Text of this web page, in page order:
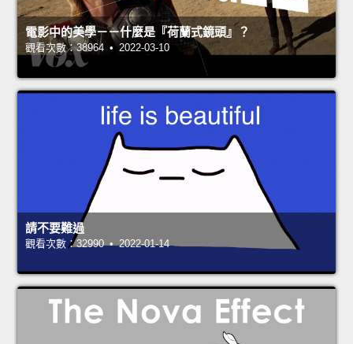
電影中的美學－－什麼是『荷蘭式鏡頭』？
觀看次數：38964 • 2022-03-10
請不要難過
觀看次數：32990 • 2022-01-14